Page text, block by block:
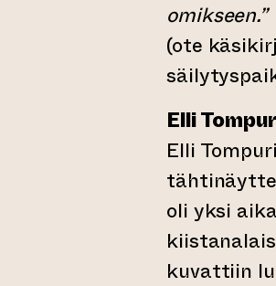
omikseen.”
(ote
Elli
Elli
oli yksi
kuvattiin